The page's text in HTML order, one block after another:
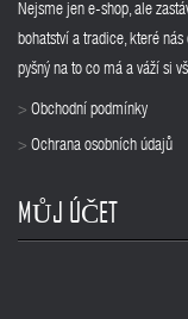
Nejsme jen e-shop, ale
bohatství a tradice, které
pyšný na to co má a váží si
> Obchodní podmínky
> Ochrana osobních údajů
MŮJ ÚČET